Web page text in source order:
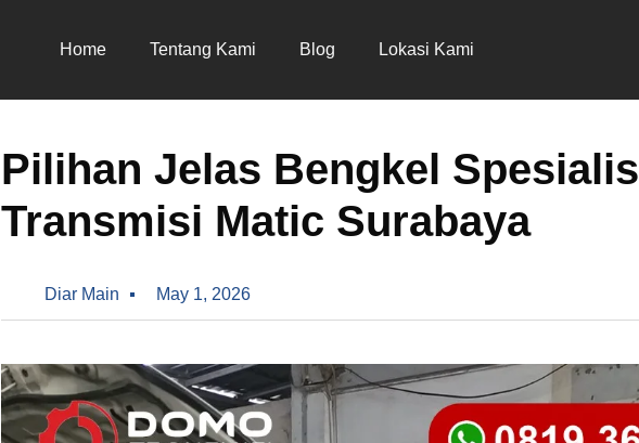
Home Tentang Kami Blog Lokasi Kami
Pilihan Jelas Bengkel Spesialis
Transmisi Matic Surabaya
Diar Main May 1, 2026